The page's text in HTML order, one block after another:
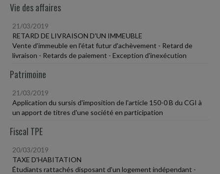
Vie des affaires
21/03/2019
RETARD DE LIVRAISON D'UN IMMEUBLE
Vente d'immeuble en l'état futur d'achèvement - Retard de
livraison - Retards de paiement - Exception d'inexécution
Patrimoine
21/03/2019
Application du sursis d'imposition de l'article 150-0 B du CGI à
un apport de titres d'une société en participation
Fiscal TPE
20/03/2019
TAXE D'HABITATION
Étudiants rattachés disposant d'un logement indépendant -